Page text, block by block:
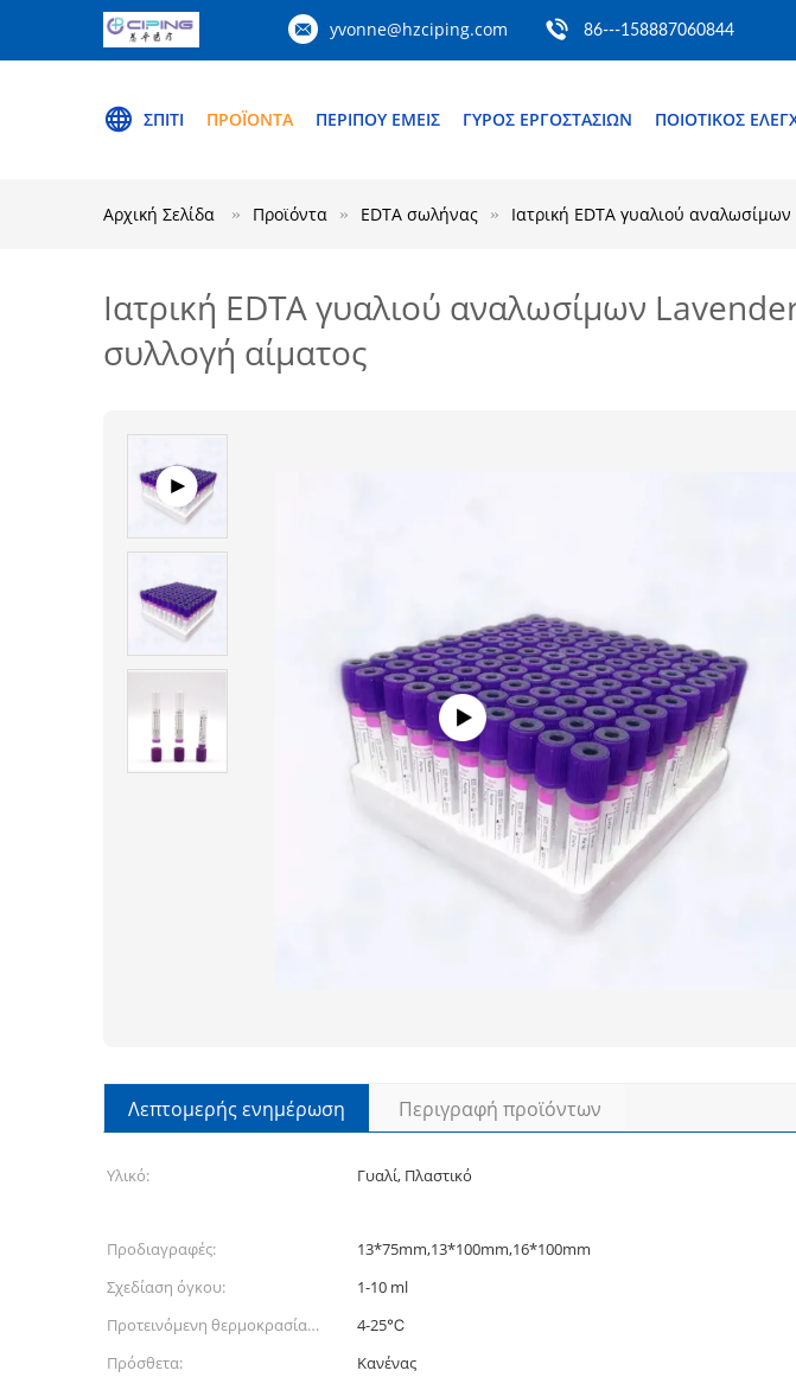
yvonne@hzciping.com 86---158887060844
ΣΠΊΤΙ ΠΡΟΪΌΝΤΑ ΠΕΡΊΠΟΥ ΕΜΕΊΣ ΓΎΡΟΣ ΕΡΓΟΣΤΑΣΊΩΝ ΠΟΙΟΤΙΚΌΣ
Αρχική Σελίδα Προϊόντα EDTA σωλήνας Ιατρική EDTA γυαλιού
Ιατρική EDTA γυαλιού αναλωσίμων
συλλογή αίματος
Λεπτομερής ενημέρωση Περιγραφή προϊόντων
Υλικό: Γυαλί, Πλαστικό
Προδιαγραφές:
13*75mm,13*100mm,16*100mm
Σχεδίαση όγκου:
1-10 ml
Προτεινόμενη θερμοκρασία
αποθήκευσης::
4-25℃
Πρόσθετα:
Κανένας